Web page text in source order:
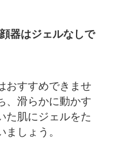
器はジェルなしで
おすすめできませ
、滑らかに動かす
た肌にジェルをた
しょう。